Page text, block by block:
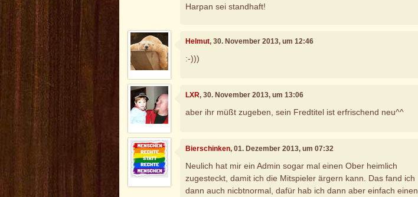
Harpan sei standhaft!
Helmut, 30. November 2013, um 12:46
:-)))
LXR, 30. November 2013, um 13:06
aber ihr müßt zugeben, sein Fredtitel ist erfrischend neu^^
Bierschinken, 01. Dezember 2013, um 07:32
Neulich hat mir ein Admin sogar mal einen Ober heimlich
zugesteckt, damit ich die Mitspieler ärgern kann. Das fand ich
dann auch nicbtnormal, dafür hab ich dann aber einfach einen